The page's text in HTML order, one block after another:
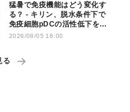
猛暑で免疫機能はどう変化す
る？ - キリン、脱水条件下で
免疫細胞pDCの活性低下を確
認
2026/08/05 16:00
る